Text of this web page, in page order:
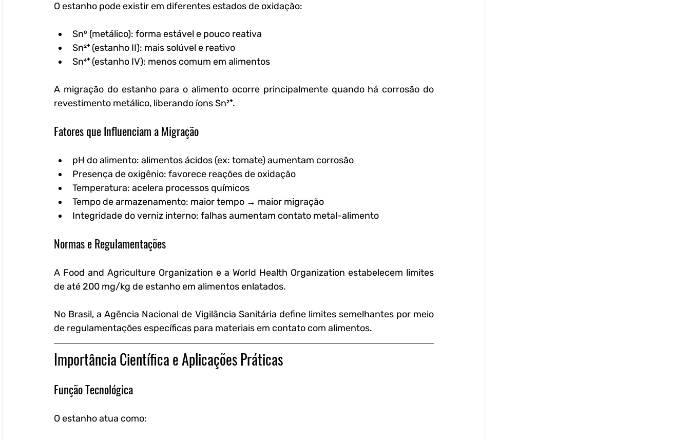
O estanho pode existir em diferentes estados de oxidação:
Sn⁰ (metálico): forma estável e pouco reativa
Sn²⁺ (estanho II): mais solúvel e reativo
Sn⁴⁺ (estanho IV): menos comum em alimentos
A migração do estanho para o alimento ocorre principalmente quando há corrosão do
revestimento metálico, liberando íons Sn²⁺.
Fatores que Influenciam a Migração
pH do alimento: alimentos ácidos (ex: tomate) aumentam corrosão
Presença de oxigênio: favorece reações de oxidação
Temperatura: acelera processos químicos
Tempo de armazenamento: maior tempo → maior migração
Integridade do verniz interno: falhas aumentam contato metal-alimento
Normas e Regulamentações
A Food and Agriculture Organization e a World Health Organization estabelecem limites
de até 200 mg/kg de estanho em alimentos enlatados.
No Brasil, a Agência Nacional de Vigilância Sanitária define limites semelhantes por meio
de regulamentações específicas para materiais em contato com alimentos.
Importância Científica e Aplicações Práticas
Função Tecnológica
O estanho atua como: